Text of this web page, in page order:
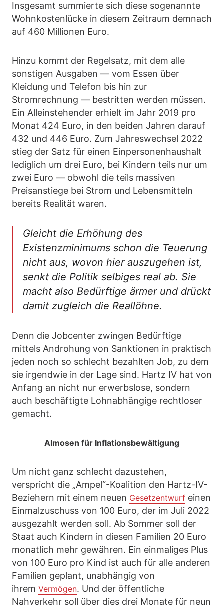
Insgesamt summierte sich diese sogenannte
Wohnkostenlücke in diesem Zeitraum demnach
auf 460 Millionen Euro.
Hinzu kommt der Regelsatz, mit dem alle
sonstigen Ausgaben — vom Essen über
Kleidung und Telefon bis hin zur
Stromrechnung — bestritten werden müssen.
Ein Alleinstehender erhielt im Jahr 2019 pro
Monat 424 Euro, in den beiden Jahren darauf
432 und 446 Euro. Zum Jahreswechsel 2022
stieg der Satz für einen Einpersonenhaushalt
lediglich um drei Euro, bei Kindern teils nur um
zwei Euro — obwohl die teils massiven
Preisanstiege bei Strom und Lebensmitteln
bereits Realität waren.
Gleicht die Erhöhung des
Existenzminimums schon die Teuerung
nicht aus, wovon hier auszugehen ist,
senkt die Politik selbiges real ab. Sie
macht also Bedürftige ärmer und drückt
damit zugleich die Reallöhne.
Denn die Jobcenter zwingen Bedürftige
mittels Androhung von Sanktionen in praktisch
jeden noch so schlecht bezahlten Job, zu dem
sie irgendwie in der Lage sind. Hartz IV hat von
Anfang an nicht nur erwerbslose, sondern
auch beschäftigte Lohnabhängige rechtloser
gemacht.
Almosen für Inflationsbewältigung
Um nicht ganz schlecht dazustehen,
verspricht die „Ampel“-Koalition den Hartz-IV-
Beziehern mit einem neuen Gesetzentwurf einen
Einmalzuschuss von 100 Euro, der im Juli 2022
ausgezahlt werden soll. Ab Sommer soll der
Staat auch Kindern in diesen Familien 20 Euro
monatlich mehr gewähren. Ein einmaliges Plus
von 100 Euro pro Kind ist auch für alle anderen
Familien geplant, unabhängig von
ihrem Vermögen. Und der öffentliche
Nahverkehr soll über dies drei Monate für neun